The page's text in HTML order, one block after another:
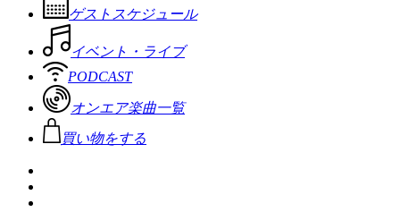
ゲストスケジュール
イベント・ライブ
PODCAST
オンエア楽曲一覧
買い物をする